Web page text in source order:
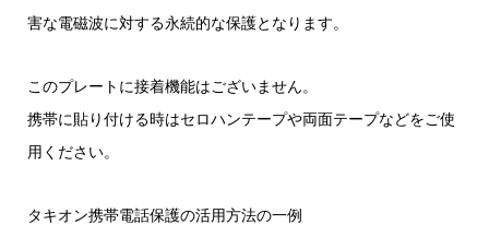
害な電磁波に対する永続的な保護となります。
このプレートに接着機能はございません。
携帯に貼り付ける時はセロハンテープや両面テープなどをご使
用ください。
タキオン携帯電話保護の活用方法の一例